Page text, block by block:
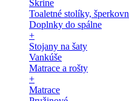
Skrine
Toaletné stolíky,
Doplnky do spálne
+
Stojany na šaty
Vankúše
Matrace a rošty
+
Matrace